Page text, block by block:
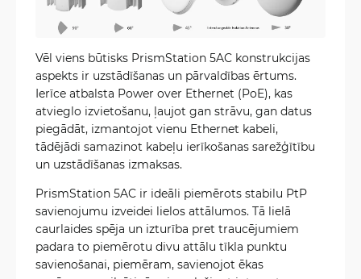
Vēl viens būtisks PrismStation 5AC konstrukcijas
aspekts ir uzstādīšanas un pārvaldības ērtums.
Ierīce atbalsta Power over Ethernet (PoE), kas
atvieglo izvietošanu, ļaujot gan strāvu, gan datus
piegādāt, izmantojot vienu Ethernet kabeli,
tādējādi samazinot kabeļu ierīkošanas sarežģītību
un uzstādīšanas izmaksas.
PrismStation 5AC ir ideāli piemērots stabilu PtP
savienojumu izveidei lielos attālumos. Tā lielā
caurlaides spēja un izturība pret traucējumiem
padara to piemērotu divu attālu tīkla punktu
savienošanai, piemēram, savienojot ēkas